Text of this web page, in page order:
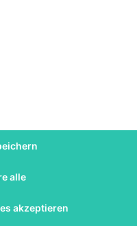
versiert (siehe
in seiner Zeit in
der wenigen
für beide Seiten
endlich sein
Dauerkarte für
aufgrund
schnell zum
auf Platz 6 und
zuzugreifen,
weitergegeben
alle
akzeptieren